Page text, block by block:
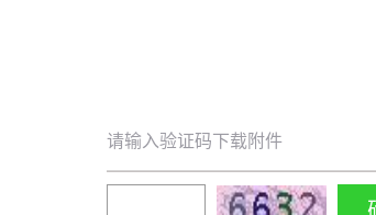
请输入验证码下载附件